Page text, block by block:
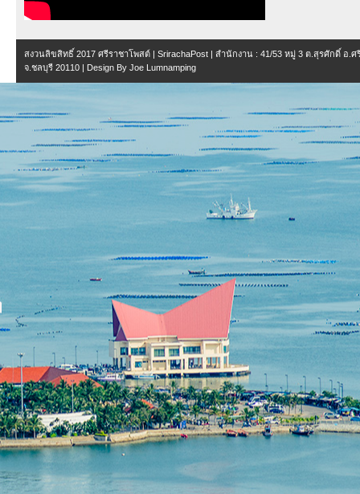
สงวนลิขสิทธิ์ 2017 ศรีราชาโพสต์ | SrirachaPost | สำนักงาน : 41/53 หมู่ 3 ต.สุรศักดิ์ อ.ศ
จ.ชลบุรี 20110 | Design By Joe Lumnamping